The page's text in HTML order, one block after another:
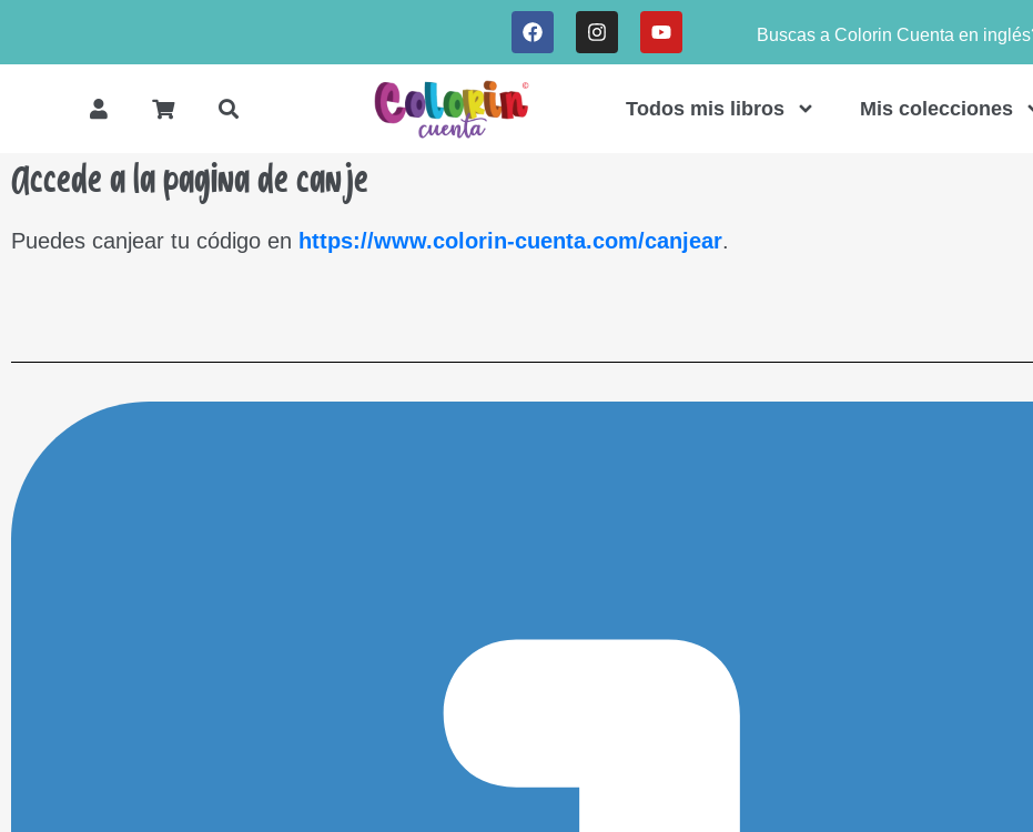
Buscas a Colorin Cuenta en
Todos mis libros Mis colecciones
Accede a la pagina de canje
Puedes canjear tu código en https://www.colorin-cuenta.com/canjear.